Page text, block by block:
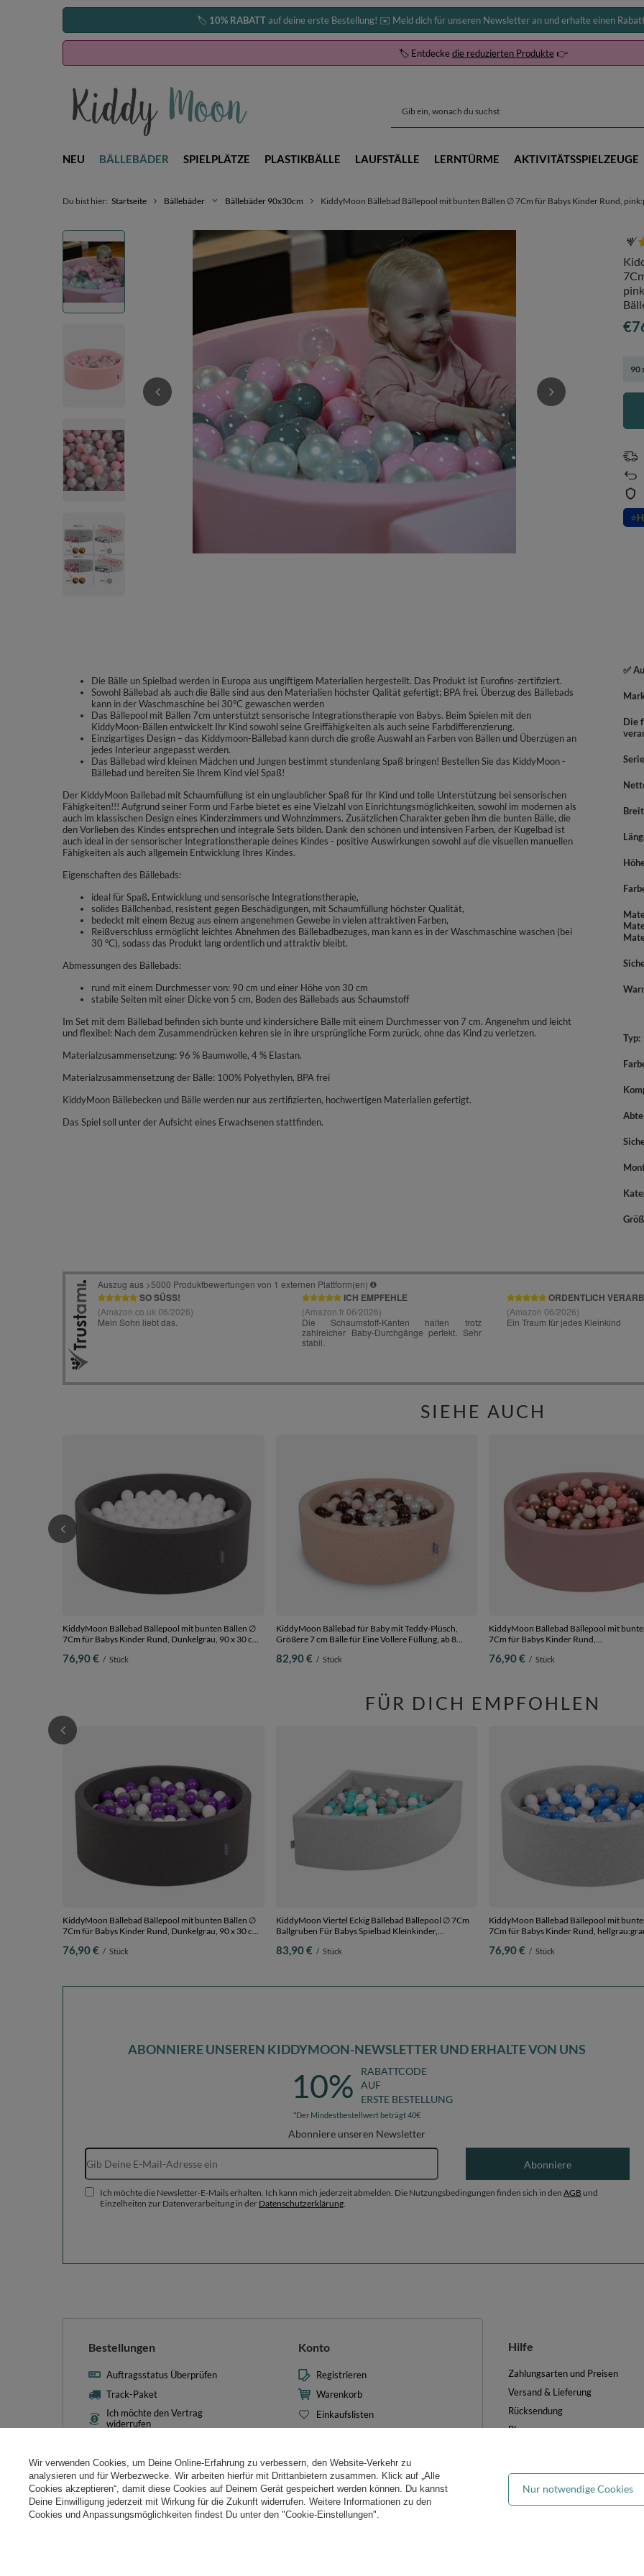
🏷️ 10% RABATTauf deine erste Bestellung! ✉️ Meld dich für unseren Newsletter an und erhalte einen
🏷️ Entdeckedie reduzierten Produkte👉
NEU BÄLLEBÄDER SPIELPLÄTZE PLASTIKBÄLLE LAUFSTÄLLE LERNTÜRME AKTIVITÄTSSPIELZEUGE
Du bist hier: Startseite Bällebäder Bällebäder 90x30cm KiddyMoon Bällebad Bällepool mit bunten Bällen ∅ 7Cm für Babys Kinder Rund,
90
⭐
Die Bälle un Spielbad werden in Europa aus ungiftigem Materialien hergestellt. Das Produkt ist Eurofins-zertifiziert.
Sowohl Bällebad als auch die Bälle sind aus den Materialien höchster Qalität gefertigt; BPA frei. Überzug des Bällebads
kann in der Waschmaschine bei 30°C gewaschen werden
Das Bällepool mit Bällen 7cm unterstützt sensorische Integrationstherapie von Babys. Beim Spielen mit den
KiddyMoon-Bällen entwickelt Ihr Kind sowohl seine Greiffähigkeiten als auch seine Farbdifferenzierung.
Einzigartiges Design – das Kiddymoon-Bällebad kann durch die große Auswahl an Farben von Bällen und Überzügen an
jedes Interieur angepasst werden.
Das Bällebad wird kleinen Mädchen und Jungen bestimmt stundenlang Spaß bringen! Bestellen Sie das KiddyMoon -
Bällebad und bereiten Sie Ihrem Kind viel Spaß!
Der KiddyMoon Ballebad mit Schaumfüllung ist ein unglaublicher Spaß für Ihr Kind und tolle Unterstützung bei sensorischen
Fähigkeiten!!! Aufgrund seiner Form und Farbe bietet es eine Vielzahl von Einrichtungsmöglichkeiten, sowohl im modernen als
auch im klassischen Design eines Kinderzimmers und Wohnzimmers. Zusätzlichen Charakter geben ihm die bunten Bälle, die
den Vorlieben des Kindes entsprechen und integrale Sets bilden. Dank den schönen und intensiven Farben, der Kugelbad ist
auch ideal in der sensorischer Integrationstherapie deines Kindes - positive Auswirkungen sowohl auf die visuellen manuellen
Fähigkeiten als auch allgemein Entwicklung Ihres Kindes.
Eigenschaften des Bällebads:
ideal für Spaß, Entwicklung und sensorische Integrationstherapie,
solides Bällchenbad, resistent gegen Beschädigungen, mit Schaumfüllung höchster Qualität,
bedeckt mit einem Bezug aus einem angenehmen Gewebe in vielen attraktiven Farben,
Reißverschluss ermöglicht leichtes Abnehmen des Bällebadbezuges, man kann es in der Waschmaschine waschen (bei
30 °C), sodass das Produkt lang ordentlich und attraktiv bleibt.
Abmessungen des Bällebads:
rund mit einem Durchmesser von: 90 cm und einer Höhe von 30 cm
stabile Seiten mit einer Dicke von 5 cm, Boden des Bällebads aus Schaumstoff
Im Set mit dem Bällebad befinden sich bunte und kindersichere Bälle mit einem Durchmesser von 7 cm. Angenehm und leicht
und flexibel: Nach dem Zusammendrücken kehren sie in ihre ursprüngliche Form zurück, ohne das Kind zu verletzen.
Materialzusammensetzung: 96 % Baumwolle, 4 % Elastan.
Materialzusammensetzung der Bälle: 100% Polyethylen, BPA frei
KiddyMoon Bällebecken und Bälle werden nur aus zertifizierten, hochwertigen Materialien gefertigt.
Das Spiel soll unter der Aufsicht eines Erwachsenen stattfinden.
✅
Die
Serie
Typ
SIEHE AUCH
KiddyMoon Bällebad Bällepool mit bunten Bällen ∅
7Cm für Babys Kinder Rund, Dunkelgrau, 90 x 30 cm
76,90 € / Stück
KiddyMoon Bällebad für Baby mit Teddy-Plüsch,
Größere 7 cm Bälle für Eine Vollere Füllung, ab 8
Pastellbeige/Braun/Perle, 90 x 30 cm 200 Bälle
82,90 € / Stück
KiddyMoon Bällebad Bällepool mit
7Cm für Babys Kinder Rund,
x 30 cm 200 Bälle
76,90 € / Stück
FÜR DICH EMPFOHLEN
KiddyMoon Bällebad Bällepool mit bunten Bällen ∅
7Cm für Babys Kinder Rund, Dunkelgrau, 90 x 30 cm
76,90 € / Stück
KiddyMoon Viertel Eckig Bällebad Bällepool ∅ 7Cm
Ballgruben Für Babys Spielbad Kleinkinder,
90 x 30 cm 200 Bälle
83,90 € / Stück
KiddyMoon Bällebad Bällepool mit
7Cm für Babys Kinder Rund, hellgrau:grau/weiß/blau,
76,90 € / Stück
ABONNIERE UNSEREN KIDDYMOON-NEWSLETTER UND ERHALTE VON UNS
10%
RABATTCODE
AUF
ERSTE BESTELLUNG
*Der Mindestbestellwert beträgt 40€
Abonniere unseren Newsletter
E-Mail-Adresse
Abonniere
Ich möchte die Newsletter-E-Mails erhalten. Ich kann mich jederzeit abmelden. Die Nutzungsbedingungen finden sich in den AGB und
Einzelheiten zur Datenverarbeitung in der Datenschutzerklärung
Bestellungen
Auftragsstatus Überprüfen
Track-Paket
Ich möchte den Vertrag
widerrufen
Konto
Registrieren
Warenkorb
Einkaufslisten
Newsletter
Cookies verwalten
Hilfe
Zahlungsarten und Preisen
Versand & Lieferung
Rücksendung
Blog
Wir verwenden Cookies, um Deine Online-Erfahrung zu verbessern, den Website-Verkehr zu
analysieren und für Werbezwecke. Wir arbeiten hierfür mit Drittanbietern zusammen. Klick auf „Alle
Cookies akzeptieren“, damit diese Cookies auf Deinem Gerät gespeichert werden können. Du kannst
Deine Einwilligung jederzeit mit Wirkung für die Zukunft widerrufen. Weitere Informationen zu den
Cookies und Anpassungsmöglichkeiten findest Du unter den "Cookie-Einstellungen".
Nur notwendige Cookies